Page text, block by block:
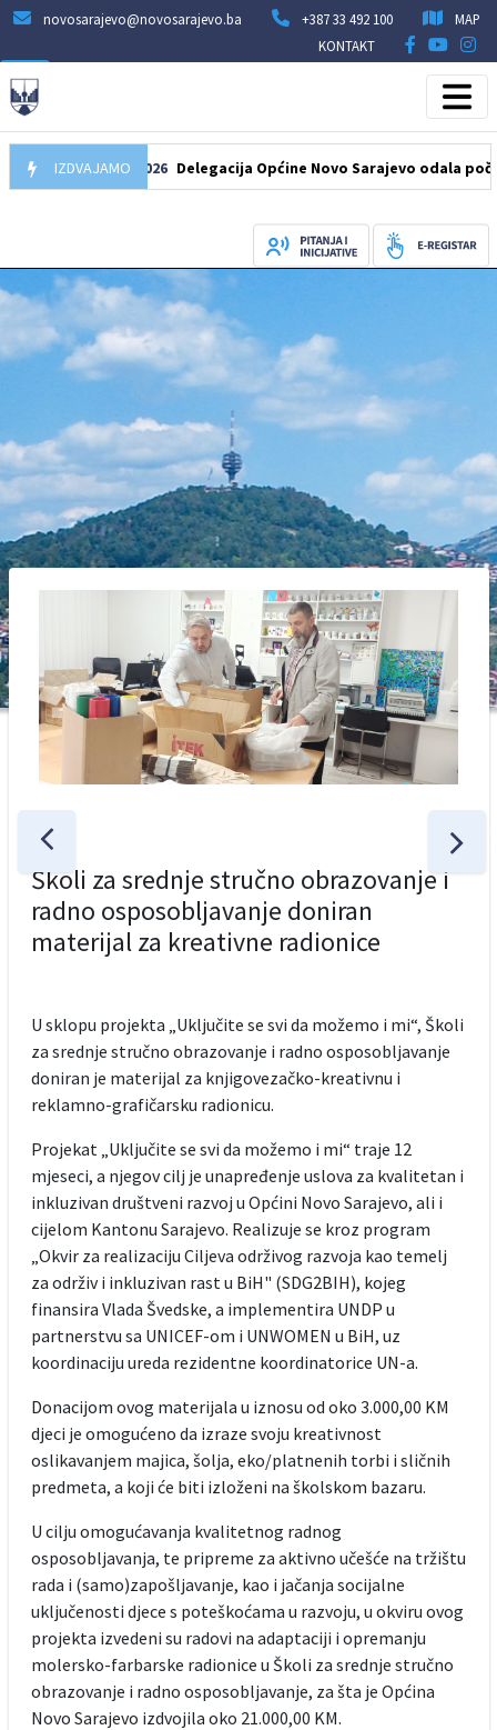
novosarajevo@novosarajevo.ba +387 33 492 100
MAP
KONTAKT
IZDVAJAMO
07.08.2026 Delegacija Općine Novo Sarajevo odala počast
Školi za srednje stručno obrazovanje i
radno osposobljavanje doniran
materijal za kreativne radionice
U sklopu projekta „Uključite se svi da možemo i mi“, Školi
za srednje stručno obrazovanje i radno osposobljavanje
doniran je materijal za knjigovezačko-kreativnu i
reklamno-grafičarsku radionicu.
Projekat „Uključite se svi da možemo i mi“ traje 12
mjeseci, a njegov cilj je unapređenje uslova za kvalitetan i
inkluzivan društveni razvoj u Općini Novo Sarajevo, ali i
cijelom Kantonu Sarajevo. Realizuje se kroz program
„Okvir za realizaciju Ciljeva održivog razvoja kao temelj
za održiv i inkluzivan rast u BiH" (SDG2BIH), kojeg
finansira Vlada Švedske, a implementira UNDP u
partnerstvu sa UNICEF-om i UNWOMEN u BiH, uz
koordinaciju ureda rezidentne koordinatorice UN-a.
Donacijom ovog materijala u iznosu od oko 3.000,00 KM
djeci je omogućeno da izraze svoju kreativnost
oslikavanjem majica, šolja, eko/platnenih torbi i sličnih
predmeta, a koji će biti izloženi na školskom bazaru.
U cilju omogućavanja kvalitetnog radnog
osposobljavanja, te pripreme za aktivno učešće na tržištu
rada i (samo)zapošljavanje, kao i jačanja socijalne
uključenosti djece s poteškoćama u razvoju, u okviru ovog
projekta izvedeni su radovi na adaptaciji i opremanju
molersko-farbarske radionice u Školi za srednje stručno
obrazovanje i radno osposobljavanje, za šta je Općina
Novo Sarajevo izdvojila oko 21.000,00 KM.